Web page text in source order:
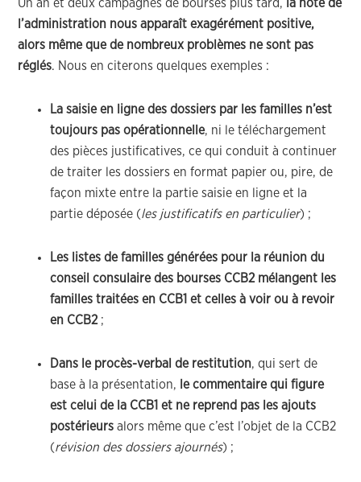
Un an et deux campagnes de bourses plus tard, la note de
l’administration nous apparaît exagérément positive,
alors même que de nombreux problèmes ne sont pas
réglés. Nous en citerons quelques exemples :
La saisie en ligne des dossiers par les familles n’est
toujours pas opérationnelle, ni le téléchargement
des pièces justificatives, ce qui conduit à continuer
de traiter les dossiers en format papier ou, pire, de
façon mixte entre la partie saisie en ligne et la
partie déposée (les justificatifs en particulier) ;
Les listes de familles générées pour la réunion du
conseil consulaire des bourses CCB2 mélangent les
familles traitées en CCB1 et celles à voir ou à revoir
en CCB2 ;
Dans le procès-verbal de restitution, qui sert de
base à la présentation, le commentaire qui figure
est celui de la CCB1 et ne reprend pas les ajouts
postérieurs alors même que c’est l’objet de la CCB2
(révision des dossiers ajournés) ;